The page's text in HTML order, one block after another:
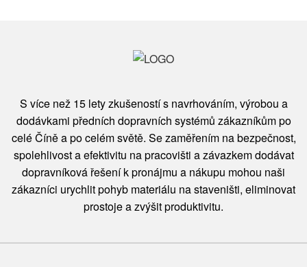
S více než 15 lety zkušeností s navrhováním, výrobou a
dodávkami předních dopravních systémů zákazníkům po
celé Číně a po celém světě. Se zaměřením na bezpečnost,
spolehlivost a efektivitu na pracovišti a závazkem dodávat
dopravníková řešení k pronájmu a nákupu mohou naši
zákazníci urychlit pohyb materiálu na staveništi, eliminovat
prostoje a zvýšit produktivitu.